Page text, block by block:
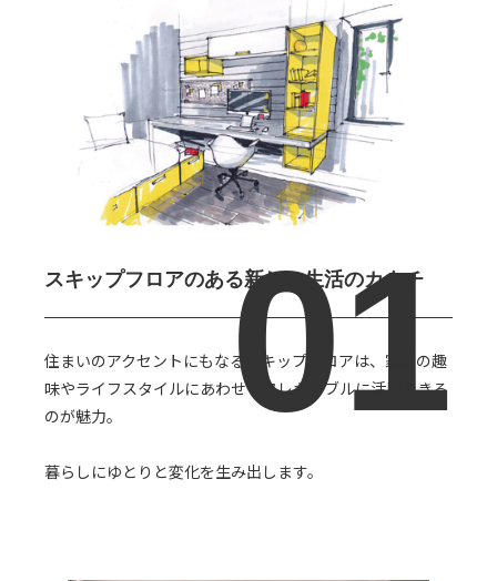
スキップフロアのある新しい生活のカタチ
住まいのアクセントにもなるスキップフロアは、家族の趣
味やライフスタイルにあわせてフレキシブルに活用できる
のが魅力。
暮らしにゆとりと変化を生み出します。